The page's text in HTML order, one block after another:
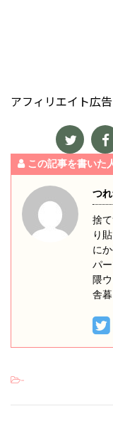
アフィリエイト広
この記事を書いた
つ
捨
り
に
パ
隈
舎
-